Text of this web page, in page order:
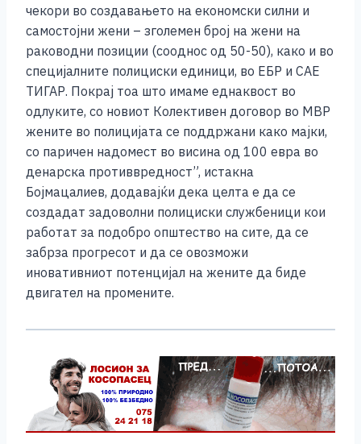
чекори во создавањето на економски силни и
самостојни жени – зголемен број на жени на
раководни позиции (сооднос од 50-50), како и во
специјалните полициски единици, во ЕБР и САЕ
ТИГАР. Покрај тоа што имаме еднаквост во
одлуките, со новиот Колективен договор во МВР
жените во полицијата се поддржани како мајки,
со паричен надомест во висина од 100 евра во
денарска противвредност”, истакна
Бојмацалиев, додавајќи дека целта е да се
создадат задоволни полициски службеници кои
работат за подобро општество на сите, да се
забрза прогресот и да се овозможи
иновативниот потенцијал на жените да биде
двигател на промените.